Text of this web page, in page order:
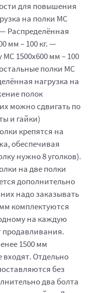
для повышения
на полки МС
Распределённая
мм – 100 кг. —
1500х600 мм – 100
полки МС
нагрузка на
полок
можно сдвигать по
и гайки)
крепятся на
обеспечивая
нужно 8 уголков).
на две полки
дополнительно
надо заказывать
комплектуются
на каждую
продавливания.
1500 мм
входят. Отдельно
без
два болта